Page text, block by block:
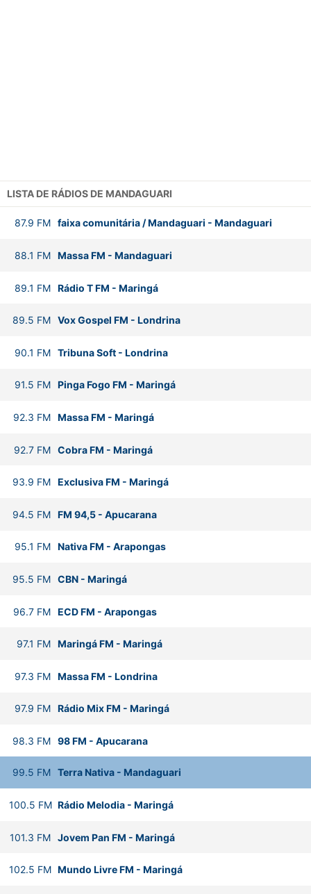
LISTA DE RÁDIOS DE MANDAGUARI
87.9 FM faixa comunitária / Mandaguari - Mandaguari
88.1 FM Massa FM - Mandaguari
89.1 FM Rádio T FM - Maringá
89.5 FM Vox Gospel FM - Londrina
90.1 FM Tribuna Soft- Londrina
91.5 FM Pinga Fogo FM - Maringá
92.3 FM Massa FM - Maringá
92.7 FM Cobra FM - Maringá
93.9 FM Exclusiva FM - Maringá
94.5 FM FM 94,5- Apucarana
95.1 FM Nativa FM - Arapongas
95.5 FM CBN- Maringá
96.7 FM ECD FM - Arapongas
97.1 FM Maringá FM - Maringá
97.3 FM Massa FM - Londrina
97.9 FM Rádio Mix FM - Maringá
98.3 FM 98 FM - Apucarana
99.5 FM Terra Nativa- Mandaguari
100.5 FM Rádio Melodia- Maringá
101.3 FM Jovem Pan FM - Maringá
102.5 FM Mundo Livre FM - Maringá